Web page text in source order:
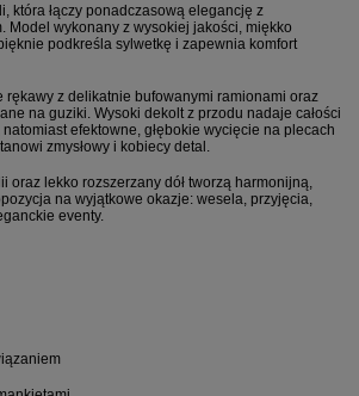
która łączy ponadczasową elegancję z
Model wykonany z wysokiej jakości, miękko
podkreśla sylwetkę i zapewnia komfort
rękawy z delikatnie bufowanymi ramionami oraz
na guziki. Wysoki dekolt z przodu nadaje całości
efektowne, głębokie wycięcie na plecach
zmysłowy i kobiecy detal.
oraz lekko rozszerzany dół tworzą harmonijną,
na wyjątkowe okazje: wesela, przyjęcia,
eventy.